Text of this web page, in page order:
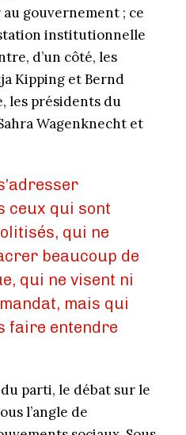
gouvernement ; ce
institutionnelle
d’un côté, les
Kipping et Bernd
les présidents du
Wagenknecht et
ceux qui sont
qui ne
beaucoup de
qui ne visent ni
mais qui
faire entendre
parti, le débat sur le
l’angle de